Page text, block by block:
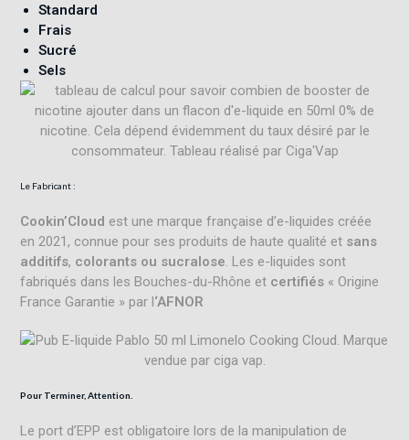
Standard
Frais
Sucré
Sels
Le Fabricant :
Cookin’Cloud est une marque française d’e-liquides créée
en 2021, connue pour ses produits de haute qualité et sans
additifs, colorants ou sucralose Les e-liquides sont
fabriqués dans les Bouches-du-Rhône et certifiés « Origine
France Garantie » par l‘AFNOR
Pour Terminer, Attention.
Le port d’EPP est obligatoire lors de la manipulation de